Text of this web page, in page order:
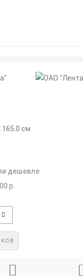
165.0 см
дешевле
р.